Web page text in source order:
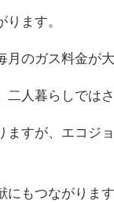
ます。
のガス料金が
人暮らしでは
すが、エコ
もつながります